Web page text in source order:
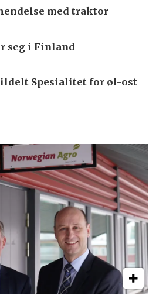
med traktor
seg i Finland
Spesialitet for øl-ost